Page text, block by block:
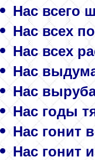
Нас всего
Нас всех
Нас всех
Нас
Нас
Нас годы
Нас гонит
Нас гонит